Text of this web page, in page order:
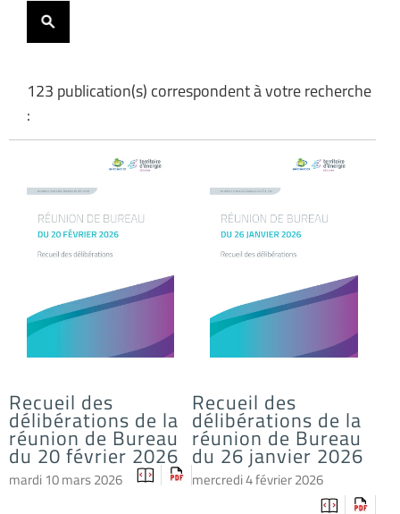
123 publication(s) correspondent à votre recherche
:
Recueil des
délibérations de la
réunion de Bureau
du 20 février 2026
mardi 10 mars 2026
Recueil des
délibérations de la
réunion de Bureau
du 26 janvier 2026
mercredi 4 février 2026